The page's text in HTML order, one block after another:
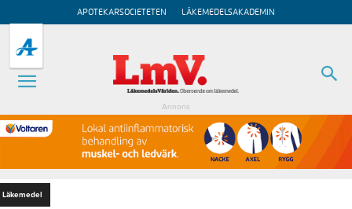
APOTEKARSOCIETETEN LÄKEMEDELSAKADEMIN
Annons
Läkemedel